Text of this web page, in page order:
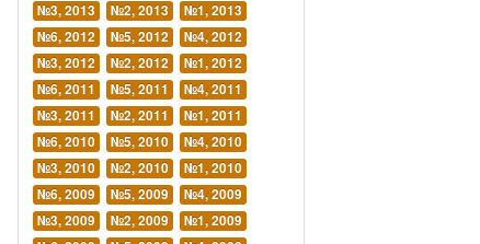
№3, 2013
№2, 2013
№1, 2013
№6, 2012
№5, 2012
№4, 2012
№3, 2012
№2, 2012
№1, 2012
№6, 2011
№5, 2011
№4, 2011
№3, 2011
№2, 2011
№1, 2011
№6, 2010
№5, 2010
№4, 2010
№3, 2010
№2, 2010
№1, 2010
№6, 2009
№5, 2009
№4, 2009
№3, 2009
№2, 2009
№1, 2009